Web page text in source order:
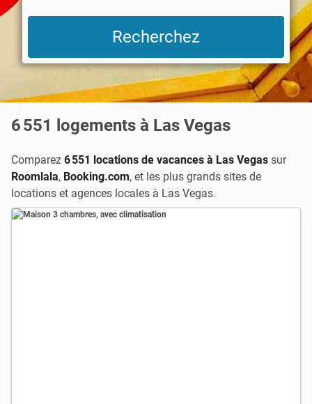
6 551 logements à Las Vegas
Comparez 6 551 locations de vacances à Las Vegas sur
Roomlala, Booking.com, et les plus grands sites de
locations et agences locales à Las Vegas.